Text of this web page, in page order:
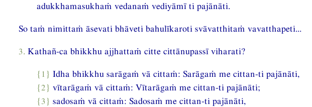
adukkhamasukhaṁ vedanaṁ vediyāmī ti pajānāti.
So taṁ nimittaṁ āsevati bhāveti bahulīkaroti svāvatthitaṁ vavatthapeti...
3. Kathañ-ca bhikkhu ajjhattaṁ citte cittānupassī viharati?
{1} Idha bhikkhu sarāgaṁ vā cittaṁ: Sarāgaṁ me cittan-ti pajānāti,
{2} vītarāgaṁ vā cittaṁ: Vītarāgaṁ me cittan-ti pajānāti;
{3} sadosaṁ vā cittaṁ: Sadosaṁ me cittan-ti pajānāti,